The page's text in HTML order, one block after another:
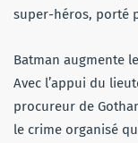
super-héros, porté
Batman augmente
Avec l’appui du
procureur de
le crime organisé